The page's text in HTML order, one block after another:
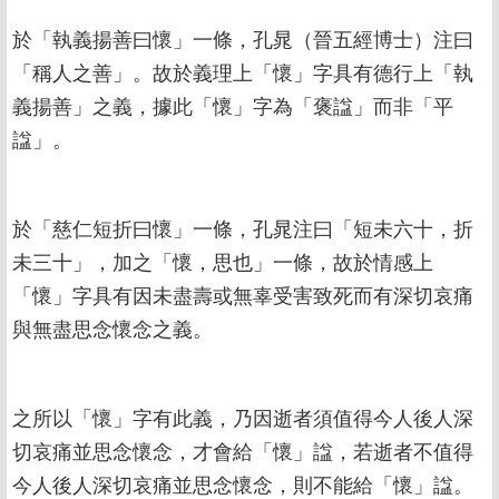
於「執義揚善曰懷」一條，孔晁（晉五經博士）注曰
「稱人之善」。故於義理上「懷」字具有德行上「執
義揚善」之義，據此「懷」字為「褒諡」而非「平
諡」。
於「慈仁短折曰懷」一條，孔晁注曰「短未六十，折
未三十」，加之「懷，思也」一條，故於情感上
「懷」字具有因未盡壽或無辜受害致死而有深切哀痛
與無盡思念懷念之義。
之所以「懷」字有此義，乃因逝者須值得今人後人深
切哀痛並思念懷念，才會給「懷」諡，若逝者不值得
今人後人深切哀痛並思念懷念，則不能給「懷」諡。